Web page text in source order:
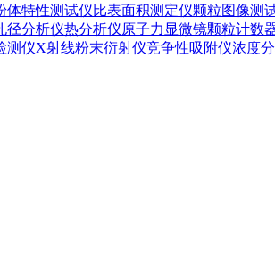
体特性测试仪比表面积测定仪颗粒图像测
径分析仪热分析仪原子力显微镜颗粒计数
测仪X射线粉末衍射仪竞争性吸附仪浓度